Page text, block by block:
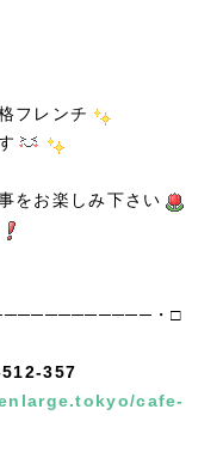
フレンチ
をお楽しみ下さい
・□
512-357
cafe-